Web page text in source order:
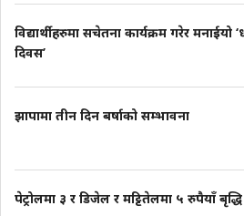
विद्यार्थीहरुमा सचेतना कार्यक्रम गरेर मनाईयो
दिवस’
झापामा तीन दिन बर्षाको सम्भावना
पेट्रोलमा ३ र डिजेल र मट्टितेलमा ५ रुपैयाँ बृद्धि